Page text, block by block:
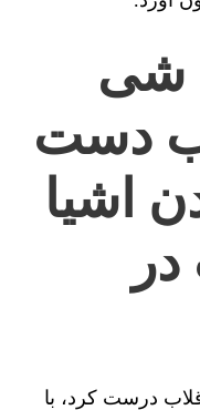
شی
دست
اشیا
درست کرد، با